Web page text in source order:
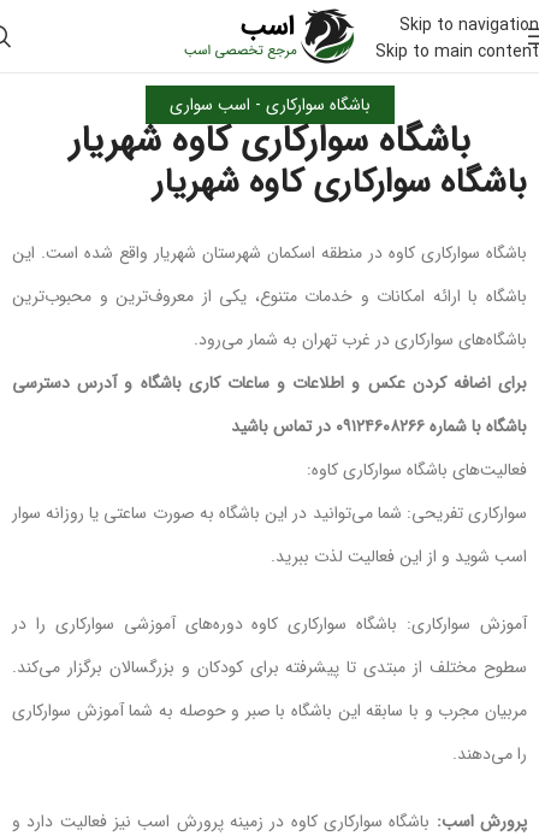
Skip to navigation
Skip to main content
باشگاه سوارکاری - اسب سواری
باشگاه سوارکاری کاوه شهریار
باشگاه سوارکاری کاوه شهریار
باشگاه سوارکاری کاوه در منطقه اسکمان شهرستان شهریار واقع شده است. این
باشگاه با ارائه امکانات و خدمات متنوع، یکی از معروف‌ترین و محبوب‌ترین
باشگاه‌های سوارکاری در غرب تهران به شمار می‌رود.
برای اضافه کردن عکس و اطلاعات و ساعات کاری باشگاه و آدرس دسترسی
باشگاه با شماره ۰۹۱۲۴۶۰۸۲۶۶ در تماس باشید
فعالیت‌های باشگاه سوارکاری کاوه:
سوارکاری تفریحی: شما می‌توانید در این باشگاه به صورت ساعتی یا روزانه سوار
اسب شوید و از این فعالیت لذت ببرید.
آموزش سوارکاری: باشگاه سوارکاری کاوه دوره‌های آموزشی سوارکاری را در
سطوح مختلف از مبتدی تا پیشرفته برای کودکان و بزرگسالان برگزار می‌کند.
مربیان مجرب و با سابقه این باشگاه با صبر و حوصله به شما آموزش سوارکاری
را می‌دهند.
پرورش اسب: باشگاه سوارکاری کاوه در زمینه پرورش اسب نیز فعالیت دارد و